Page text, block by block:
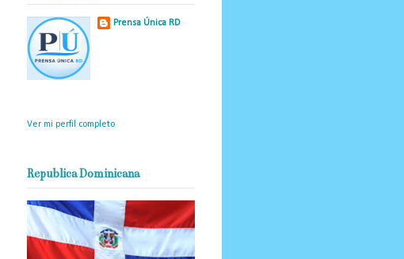
Prensa Única RD
Ver mi perfil completo
Republica Dominicana